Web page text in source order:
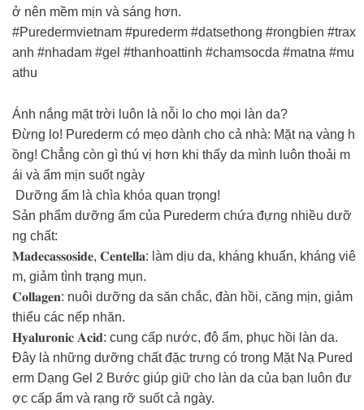
ở nên mềm mịn và sáng hơn.
#Puredermvietnam #purederm #datsethong #rongbien #trax
anh #nhadam #gel #thanhoattinh #chamsocda #matna #mu
athu
Ánh nắng mặt trời luôn là nỗi lo cho mọi làn da?
Đừng lo! Purederm có mẹo dành cho cả nhà: Mặt nạ vàng h
ồng! Chẳng còn gì thú vị hơn khi thấy da mình luôn thoải m
ái và ẩm mịn suốt ngày
Dưỡng ẩm là chìa khóa quan trọng!
Sản phẩm dưỡng ẩm của Purederm chứa đựng nhiều dưỡ
ng chất:
𝐌𝐚𝐝𝐞𝐜𝐚𝐬𝐬𝐨𝐬𝐢𝐝𝐞, 𝐂𝐞𝐧𝐭𝐞𝐥𝐥𝐚: làm dịu da, kháng khuẩn, kháng viê
m, giảm tình trạng mụn.
𝐂𝐨𝐥𝐥𝐚𝐠𝐞𝐧: nuôi dưỡng da săn chắc, đàn hồi, căng mịn, giảm
thiểu các nếp nhăn.
𝐇𝐲𝐚𝐥𝐮𝐫𝐨𝐧𝐢𝐜 𝐀𝐜𝐢𝐝: cung cấp nước, độ ẩm, phục hồi làn da.
Đây là những dưỡng chất đặc trưng có trong Mặt Nạ Pured
erm Dạng Gel 2 Bước giúp giữ cho làn da của bạn luôn đư
ợc cấp ẩm và rạng rỡ suốt cả ngày.